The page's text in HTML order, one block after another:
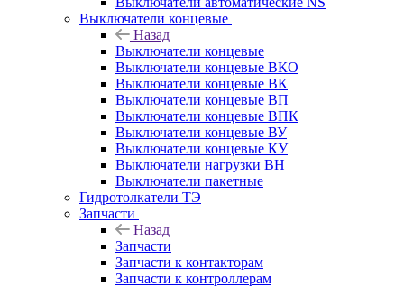
Выключатели концевые
Назад
Выключатели концевые
Выключатели концевые ВКО
Выключатели концевые ВК
Выключатели концевые ВП
Выключатели концевые ВПК
Выключатели концевые ВУ
Выключатели концевые КУ
Выключатели нагрузки ВН
Выключатели пакетные
Гидротолкатели ТЭ
Запчасти
Назад
Запчасти
Запчасти к контакторам
Запчасти к контроллерам